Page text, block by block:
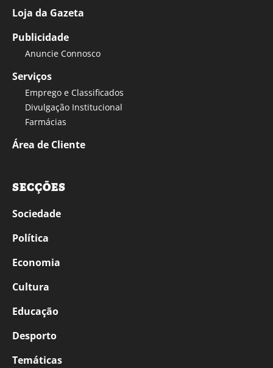
Loja da Gazeta
Publicidade
Anuncie Connosco
Serviços
Emprego e Classificados
Divulgação Institucional
Farmácias
Área de Cliente
SECÇÕES
Sociedade
Política
Economia
Cultura
Educação
Desporto
Temáticas